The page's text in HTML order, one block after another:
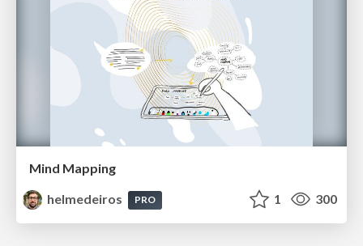
Mind Mapping
helmedeiros
PRO 1 300